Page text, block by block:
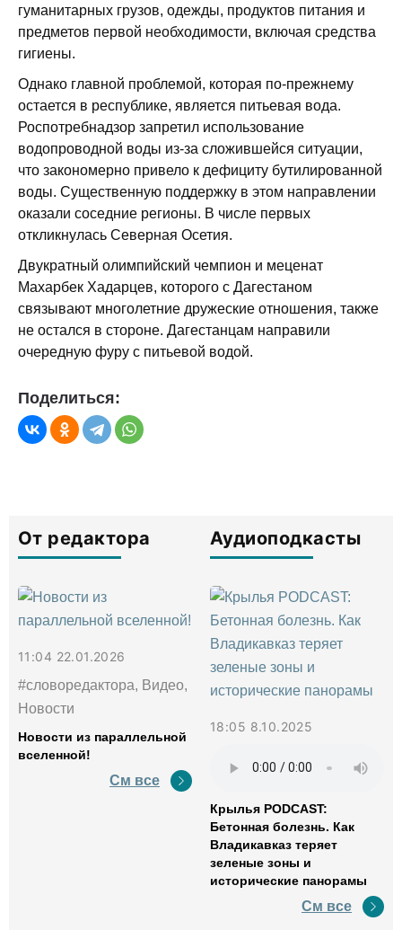
гуманитарных грузов, одежды, продуктов питания и
предметов первой необходимости, включая средства
гигиены.
Однако главной проблемой, которая по-прежнему
остается в республике, является питьевая вода.
Роспотребнадзор запретил использование
водопроводной воды из-за сложившейся ситуации,
что закономерно привело к дефициту бутилированной
воды. Существенную поддержку в этом направлении
оказали соседние регионы. В числе первых
откликнулась Северная Осетия.
Двукратный олимпийский чемпион и меценат
Махарбек Хадарцев, которого с Дагестаном
связывают многолетние дружеские отношения, также
не остался в стороне. Дагестанцам направили
очередную фуру с питьевой водой.
Поделиться:
От редактора
11:04 22.01.2026
#словоредактора, Видео,
Новости
Новости из параллельной
вселенной!
См все
Аудиоподкасты
18:05 8.10.2025
Крылья PODCAST:
Бетонная болезнь. Как
Владикавказ теряет
зеленые зоны и
исторические панорамы
См все